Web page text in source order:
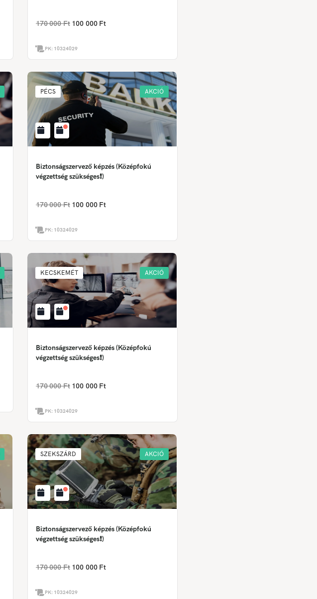
170 000 Ft 100 000 Ft
PK: 10324029
PÉCS AKCIÓ
Biztonságszervező képzés (Középfokú
végzettség szükséges❗)
170 000 Ft 100 000 Ft
PK: 10324029
KECSKEMÉT AKCIÓ
Biztonságszervező képzés (Középfokú
végzettség szükséges❗)
170 000 Ft 100 000 Ft
PK: 10324029
SZEKSZÁRD AKCIÓ
Biztonságszervező képzés (Középfokú
végzettség szükséges❗)
170 000 Ft 100 000 Ft
PK: 10324029